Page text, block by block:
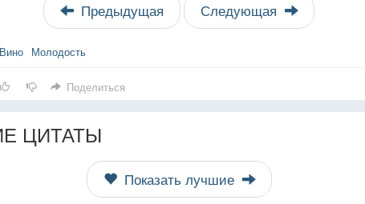
Предыдущая Следующая
Вино Молодость
Поделиться
ЦИТАТЫ
Показать лучшие